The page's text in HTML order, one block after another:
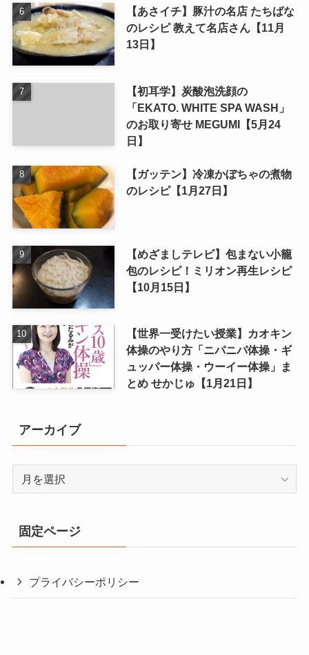
【あさイチ】豚汁の名店 たちばな
のレシピ 教えて名店さん【11月
13日】
【初耳学】炭酸泡洗顔の
「EKATO. WHITE SPA WASH」
のお取り寄せ MEGUMI【5月24
日】
【ガッテン】冷凍かぼちゃの煮物
のレシピ【1月27日】
【めざましテレビ】包まない小籠
包のレシピ！ミリオン再生レシピ
【10月15日】
【世界一受けたい授業】カオキン
体操のやり方「ニパニパ体操・ギ
ュッパー体操・ウーイー体操」ま
とめ せかじゅ【1月21日】
アーカイブ
イ
ブ
固定ページ
プライバシーポリシー